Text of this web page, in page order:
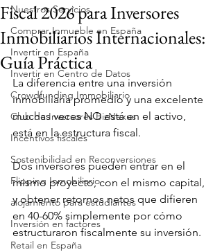
Nuestros Servicios
Comprar Inmueble en España
Invertir en España
Invertir en Centro de Datos
Crowdfunding Immobiliario
Club de Inversores BizNexus
Incentivos fiscales
Sostenibilidad en Reconversiones
Flipping Inmobiliario
alojamiento para estudiantes
Inversión en factores
Retail en España
Fiscal 2026 para Inversores
Inmobiliarios Internacionales:
Guía Práctica
La diferencia entre una inversión
inmobiliaria promedio y una excelente
muchas veces NO está en el activo,
está en la estructura fiscal.
Dos inversores pueden entrar en el
mismo proyecto, con el mismo capital,
y obtener retornos netos que difieren
en 40-60% simplemente por cómo
estructuraron fiscalmente su inversión.